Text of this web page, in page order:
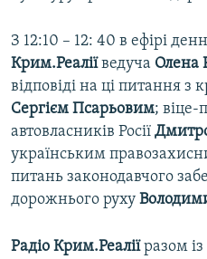
З 12:10 – 12: 40 в ефірі
Крим.Реаліїведуча Олена
відповіді на ці питання
Сергієм Псарьовим; віце-
автовласників Росії
українським
питань законодавчого
дорожнього руху
Радіо Крим.Реаліїразом